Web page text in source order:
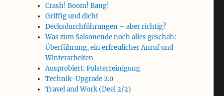
Crash! Boom! Bang!
Griffig und dicht
Decksdurchführungen – aber richtig?
Was zum Saisonende noch alles geschah:
Überführung, ein erfreulicher Anruf und
Winterarbeiten
Ausprobiert: Polsterreinigung
Technik-Upgrade 2.0
Travel and Work (Deel 2/2)